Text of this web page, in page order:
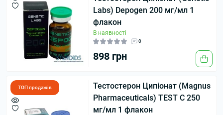
Labs) Depogen 200 мг/мл 1
флакон
В наявності
0
898 грн
ТОП продажів
Тестостерон Ципіонат (Magnus
Pharmaceuticals) TEST C 250
мг/мл 1 флакон